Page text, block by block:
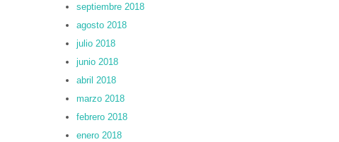
septiembre 2018
agosto 2018
julio 2018
junio 2018
abril 2018
marzo 2018
febrero 2018
enero 2018